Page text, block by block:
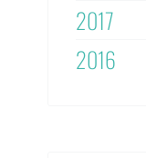
2017
2016